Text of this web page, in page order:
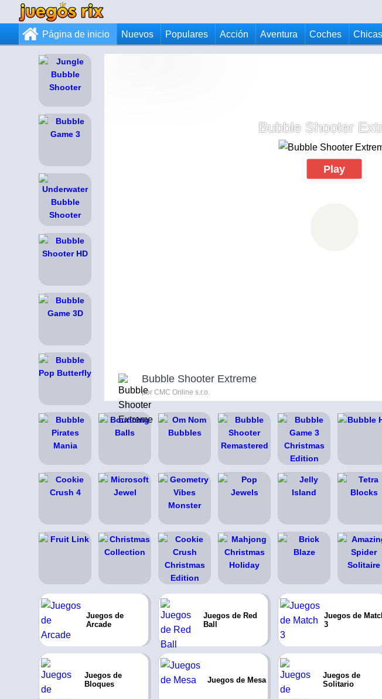
Página de inicio Nuevos Populares Acción Aventura Coches Chicas
Bubble Shooter
Play
Bubble Shooter Extreme
por CMC Online s.r.o.
Juegos de
Arcade
Juegos de Red
Ball
Juegos de
3
Juegos de
Bloques
Juegos de Mesa
Juegos de
Solitario